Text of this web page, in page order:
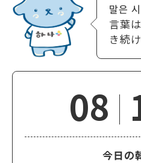
말은
言葉
き続
08
今日の